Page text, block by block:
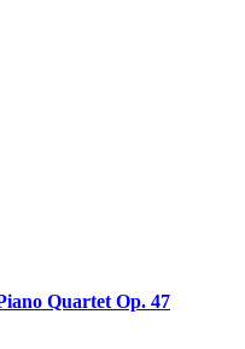
Quartet Op. 47